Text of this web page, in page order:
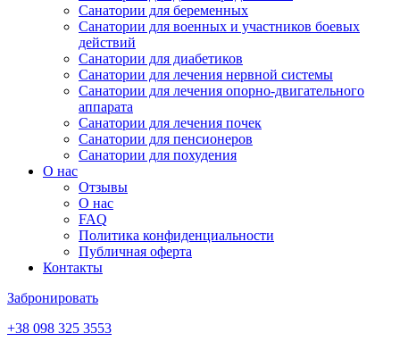
Санатории для беременных
Санатории для военных и участников боевых
действий
Санатории для диабетиков
Санатории для лечения нервной системы
Санатории для лечения опорно-двигательного
аппарата
Санатории для лечения почек
Санатории для пенсионеров
Санатории для похудения
О нас
Отзывы
О нас
FAQ
Политика конфиденциальности
Публичная оферта
Контакты
Забронировать
+38 098 325 3553